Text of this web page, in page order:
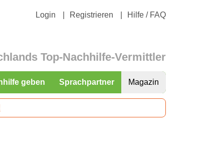
Login Registrieren Hilfe / FAQ
Top-Nachhilfe-Vermittler
geben Sprachpartner Magazin